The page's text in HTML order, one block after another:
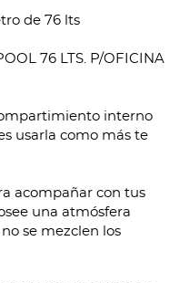
de 76 lts
76 LTS. P/OFICINA
interno
usarla como más te
acompañar con tus
una atmósfera
se mezclen los